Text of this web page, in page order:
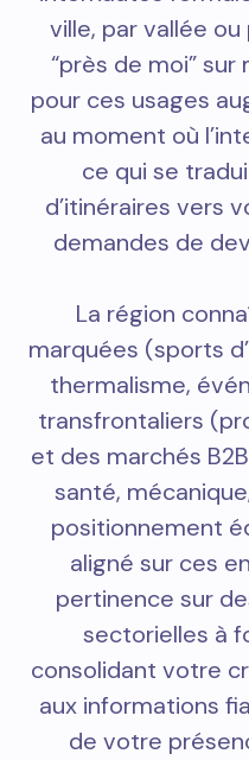
ville, par vallée
“près de moi” sur
pour ces usages
au moment où
ce qui se
d’itinéraires vers
demandes de
La région
marquées (sports
thermalisme,
transfrontaliers
et des marchés
santé,
positionnement
aligné sur ces
pertinence sur
sectorielles à
consolidant votre
aux informations
de votre